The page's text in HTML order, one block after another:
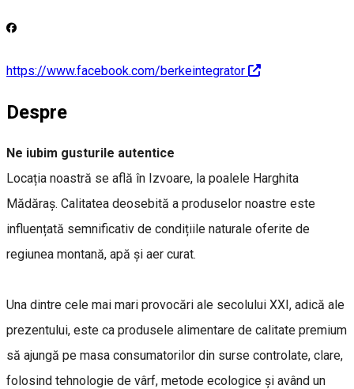
https://www.facebook.com/berkeintegrator
Despre
Ne iubim gusturile autentice
Locația noastră se află în Izvoare, la poalele Harghita
Mădăraș. Calitatea deosebită a produselor noastre este
influențată semnificativ de condițiile naturale oferite de
regiunea montană, apă și aer curat.
Una dintre cele mai mari provocări ale secolului XXI, adică ale
prezentului, este ca produsele alimentare de calitate premium
să ajungă pe masa consumatorilor din surse controlate, clare,
folosind tehnologie de vârf, metode ecologice și având un